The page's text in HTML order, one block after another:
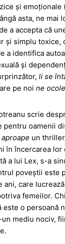
și emoționale
asta, ne mai
a accepta că
și simplu toxice,
a identifica
și
li se
pe noine
scrie
pentru oamenii
aproape un
în încercarea lor
a lui Lex, s-a
poveștii este
ani, care
femeilor.
este o persoană
mediu nociv,